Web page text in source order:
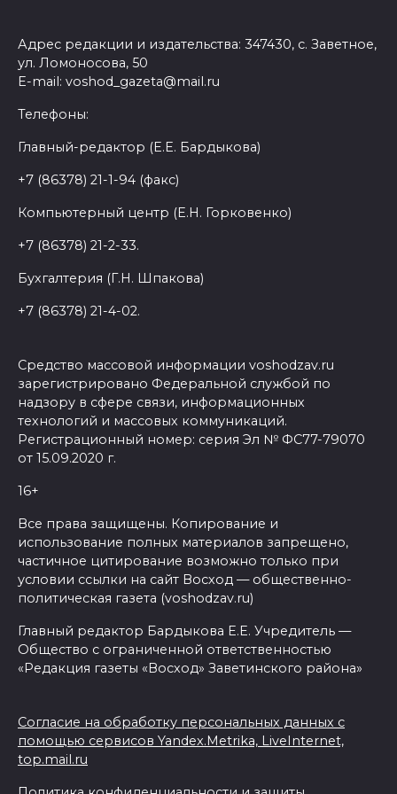
Адрес редакции и издательства: 347430, с. Заветное,
ул. Ломоносова, 50
E-mail: voshod_gazeta@mail.ru
Телефоны:
Главный-редактор (Е.Е. Бардыкова)
+7 (86378) 21-1-94 (факс)
Компьютерный центр (Е.Н. Горковенко)
+7 (86378) 21-2-33.
Бухгалтерия (Г.Н. Шпакова)
+7 (86378) 21-4-02.
Средство массовой информации voshodzav.ru
зарегистрировано Федеральной службой по
надзору в сфере связи, информационных
технологий и массовых коммуникаций.
Регистрационный номер: серия Эл № ФС77-79070
от 15.09.2020 г.
16+
Все права защищены. Копирование и
использование полных материалов запрещено,
частичное цитирование возможно только при
условии ссылки на сайт Восход — общественно-
политическая газета (voshodzav.ru)
Главный редактор Бардыкова Е.Е. Учредитель —
Общество с ограниченной ответственностью
«Редакция газеты «Восход» Заветинского района»
Согласие на обработку персональных данных с
помощью сервисов Yandex.Metrika, LiveInternet,
top.mail.ru